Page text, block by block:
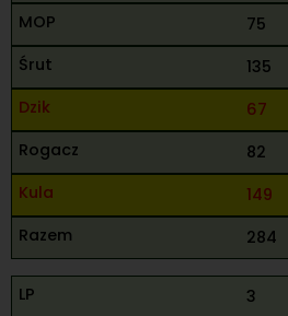
75
135
67
82
149
284
3